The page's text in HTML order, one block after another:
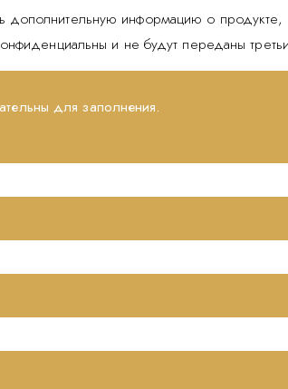
дополнительную информацию о продукте,
и не будут переданы
для заполнения.